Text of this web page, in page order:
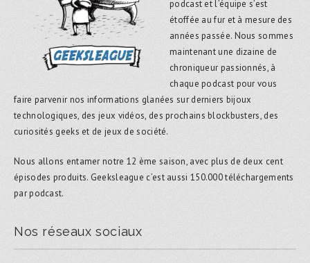
podcast et l’équipe s’est
étoffée au fur et à mesure des
années passée. Nous sommes
maintenant une dizaine de
chroniqueur passionnés, à
chaque podcast pour vous
faire parvenir nos informations glanées sur derniers bijoux
technologiques, des jeux vidéos, des prochains blockbusters, des
curiosités geeks et de jeux de société.
Nous allons entamer notre 12 ème saison, avec plus de deux cent
épisodes produits. Geeksleague c’est aussi 150.000 téléchargements
par podcast.
Nos réseaux sociaux